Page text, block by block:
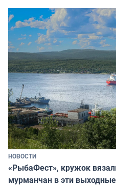
НОВОСТИ
«РыбаФест», кружок
мурманчан в эти выходные